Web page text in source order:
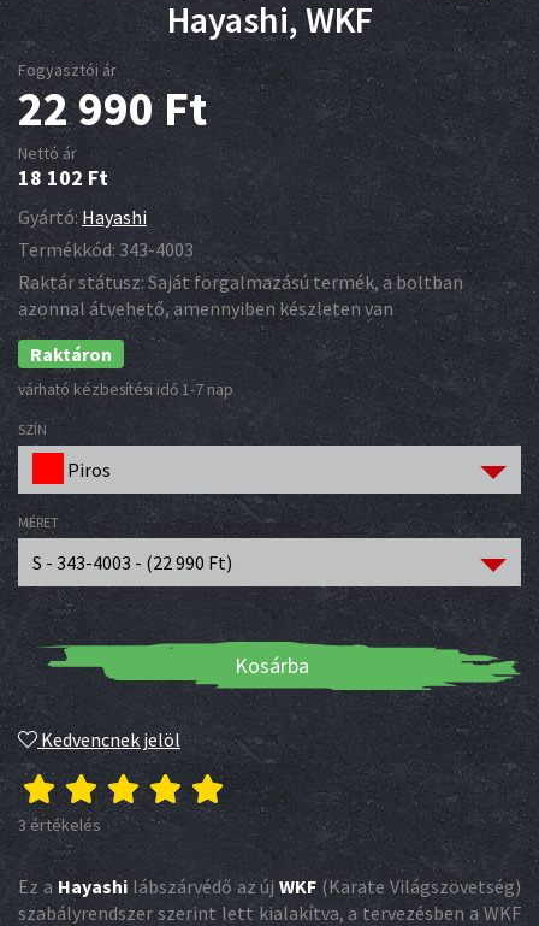
Hayashi, WKF
Fogyasztói ár
22 990Ft
Nettó ár
18 102Ft
Gyártó: Hayashi
Termékkód: 343-4003
Raktár státusz: Saját forgalmazású termék, a boltban
azonnal átvehető, amennyiben készleten van
Raktáron
várható kézbesítési idő 1-7 nap
SZÍN
Piros
MÉRET
S - 343-4003 - (22 990 Ft)
Kosárba
Kedvencnek jelöl
3 értékelés
Ez aHayashilábszárvédő az újWKF (Karate Világszövetség)
szabályrendszer szerint lett kialakítva, a tervezésben a WKF